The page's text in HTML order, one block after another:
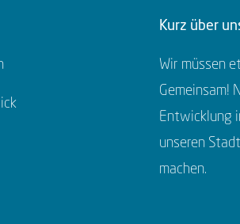
Kurz über
Wir müssen
Gemeinsam!
Entwicklung
unseren
machen.